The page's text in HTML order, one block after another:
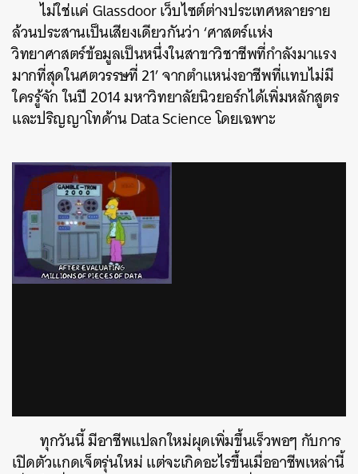
ไม่ใช่แค่ Glassdoor เว็บไซต์ต่างประเทศหลายราย
ล้วนประสานเป็นเสียงเดียวกันว่า ‘ศาสตร์แห่ง
วิทยาศาสตร์ข้อมูลเป็นหนึ่งในสาขาวิชาชีพที่กำลังมาแรง
มากที่สุดในศตวรรษที่ 21’ จากตำแหน่งอาชีพที่แทบไม่มี
ใครรู้จัก ในปี 2014 มหาวิทยาลัยนิวยอร์กได้เพิ่มหลักสูตร
และปริญญาโทด้าน Data Science โดยเฉพาะ
ทุกวันนี้ มีอาชีพแปลกใหม่ผุดเพิ่มขึ้นเร็วพอๆ กับการ
เปิดตัวแกดเจ็ตรุ่นใหม่ แต่จะเกิดอะไรขึ้นเมื่ออาชีพเหล่านี้